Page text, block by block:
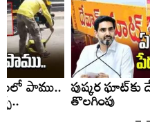
పుష్కర ఘాట్‌కు దేవాన్ష్‌ పేరు
తొలగింపు